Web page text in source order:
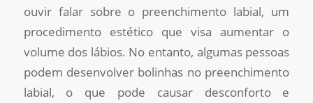
ouvir falar sobre o preenchimento labial, um
procedimento estético que visa aumentar o
volume dos lábios. No entanto, algumas pessoas
podem desenvolver bolinhas no preenchimento
labial, o que pode causar desconforto e